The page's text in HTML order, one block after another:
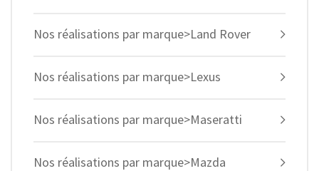
Nos réalisations par marque>Land Rover
Nos réalisations par marque>Lexus
Nos réalisations par marque>Maseratti
Nos réalisations par marque>Mazda